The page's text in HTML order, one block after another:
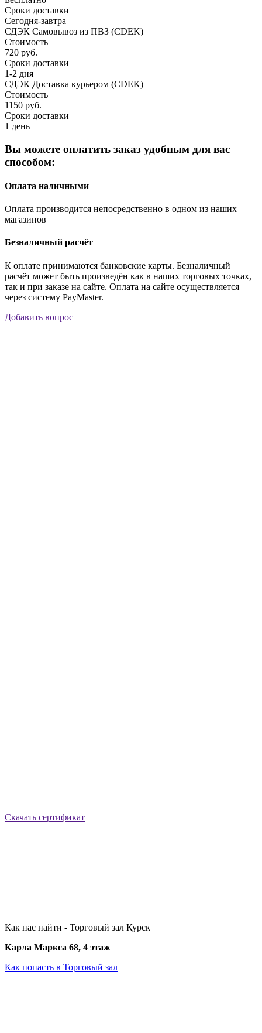
Сроки доставки
Сегодня-завтра
СДЭК Самовывоз из ПВЗ (CDEK)
Стоимость
720 руб.
Сроки доставки
1-2 дня
СДЭК Доставка курьером (CDEK)
Стоимость
1150 руб.
Сроки доставки
1 день
Вы можете оплатить заказ удобным для вас
способом:
Оплата наличными
Оплата производится непосредственно в одном из наших
магазинов
Безналичный расчёт
К оплате принимаются банковские карты. Безналичный
расчёт может быть произведён как в наших торговых точках,
так и при заказе на сайте. Оплата на сайте осуществляется
через систему PayMaster.
Добавить вопрос
Скачать сертификат
Как нас найти - Торговый зал Курск
Карла Маркса 68, 4 этаж
Как попасть в Торговый зал